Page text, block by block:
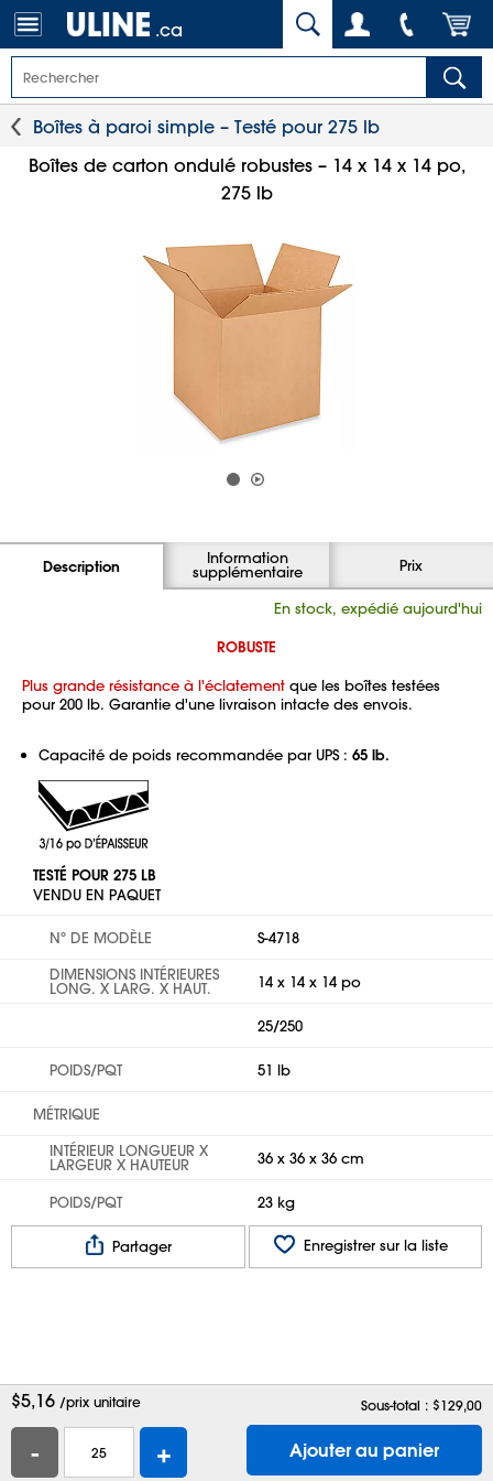
.ca
Boîtes à paroi simple – Testé pour 275 lb
Boîtes de carton ondulé robustes – 14 x 14 x 14 po,
275 lb
Description Information
supplémentaire Prix
En stock, expédié aujourd'hui
ROBUSTE
Plus grande résistance à l'éclatement que les boîtes testées
pour 200 lb. Garantie d'une livraison intacte des envois.
Capacité de poids recommandée par UPS : 65 lb.
TESTÉ POUR 275 LB
VENDU EN PAQUET
Nº DE MODÈLE
S-4718
DIMENSIONS INTÉRIEURES
LONG. X LARG. X HAUT. 14 x 14 x 14 po
25/250
POIDS/PQT 51 lb
MÉTRIQUE
INTÉRIEUR LONGUEUR X
LARGEUR X HAUTEUR 36 x 36 x 36 cm
POIDS/PQT 23 kg
Partager Enregistrer sur la liste
$5,16 /prix unitaire Sous-total : $129,00
- + Ajouter au panier